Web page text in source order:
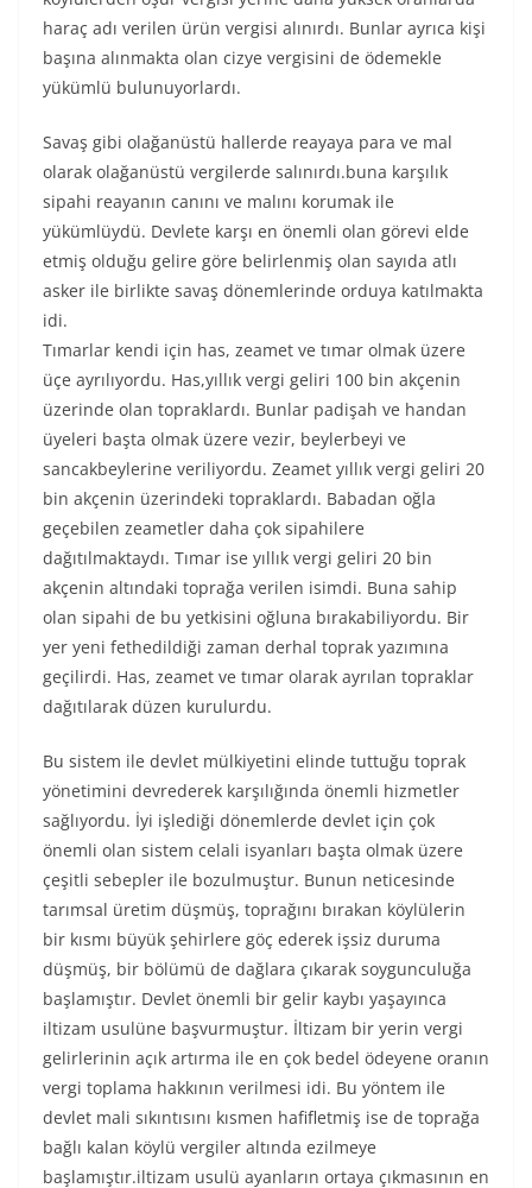
haraç adı verilen ürün vergisi alınırdı. Bunlar ayrıca kişi
başına alınmakta olan cizye vergisini de ödemekle
yükümlü bulunuyorlardı.
Savaş gibi olağanüstü hallerde reayaya para ve mal
olarak olağanüstü vergilerde salınırdı.buna karşılık
sipahi reayanın canını ve malını korumak ile
yükümlüydü. Devlete karşı en önemli olan görevi elde
etmiş olduğu gelire göre belirlenmiş olan sayıda atlı
asker ile birlikte savaş dönemlerinde orduya katılmakta
idi.
Tımarlar kendi için has, zeamet ve tımar olmak üzere
üçe ayrılıyordu. Has,yıllık vergi geliri 100 bin akçenin
üzerinde olan topraklardı. Bunlar padişah ve handan
üyeleri başta olmak üzere vezir, beylerbeyi ve
sancakbeylerine veriliyordu. Zeamet yıllık vergi geliri 20
bin akçenin üzerindeki topraklardı. Babadan oğla
geçebilen zeametler daha çok sipahilere
dağıtılmaktaydı. Tımar ise yıllık vergi geliri 20 bin
akçenin altındaki toprağa verilen isimdi. Buna sahip
olan sipahi de bu yetkisini oğluna bırakabiliyordu. Bir
yer yeni fethedildiği zaman derhal toprak yazımına
geçilirdi. Has, zeamet ve tımar olarak ayrılan topraklar
dağıtılarak düzen kurulurdu.
Bu sistem ile devlet mülkiyetini elinde tuttuğu toprak
yönetimini devrederek karşılığında önemli hizmetler
sağlıyordu. İyi işlediği dönemlerde devlet için çok
önemli olan sistem celali isyanları başta olmak üzere
çeşitli sebepler ile bozulmuştur. Bunun neticesinde
tarımsal üretim düşmüş, toprağını bırakan köylülerin
bir kısmı büyük şehirlere göç ederek işsiz duruma
düşmüş, bir bölümü de dağlara çıkarak soygunculuğa
başlamıştır. Devlet önemli bir gelir kaybı yaşayınca
iltizam usulüne başvurmuştur. İltizam bir yerin vergi
gelirlerinin açık artırma ile en çok bedel ödeyene oranın
vergi toplama hakkının verilmesi idi. Bu yöntem ile
devlet mali sıkıntısını kısmen hafifletmiş ise de toprağa
bağlı kalan köylü vergiler altında ezilmeye
başlamıştır.iltizam usulü ayanların ortaya çıkmasının en